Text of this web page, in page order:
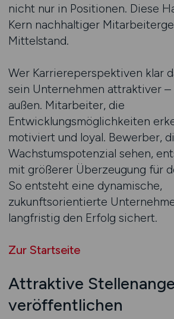
nicht nur in Positionen. Diese
Kern nachhaltiger
Mittelstand.
Wer Karriereperspektiven klar
sein Unternehmen attraktiver –
außen. Mitarbeiter, die
Entwicklungsmöglichkeiten
motiviert und loyal. Bewerber,
Wachstumspotenzial sehen,
mit größerer Überzeugung für
So entsteht eine dynamische,
zukunftsorientierte
langfristig den Erfolg sichert.
Zur Startseite
Attraktive
veröffentlichen